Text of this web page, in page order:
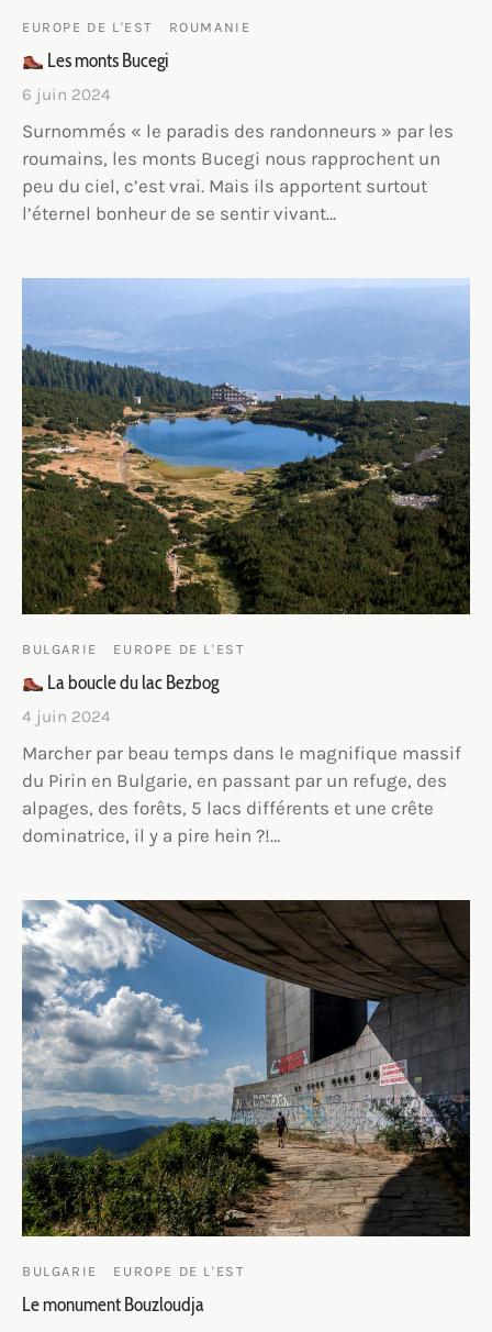
EUROPE DE L'EST ROUMANIE
Les monts Bucegi
6 juin 2024
Surnommés « le paradis des randonneurs » par les
roumains, les monts Bucegi nous rapprochent un
peu du ciel, c’est vrai. Mais ils apportent surtout
l’éternel bonheur de se sentir vivant…
BULGARIE EUROPE DE L'EST
La boucle du lac Bezbog
4 juin 2024
Marcher par beau temps dans le magnifique massif
du Pirin en Bulgarie, en passant par un refuge, des
alpages, des forêts, 5 lacs différents et une crête
dominatrice, il y a pire hein ?!…
BULGARIE EUROPE DE L'EST
Le monument Bouzloudja